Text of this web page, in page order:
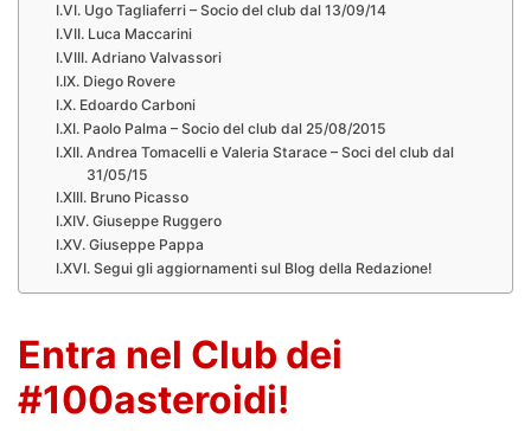
Ugo Tagliaferri – Socio del club dal 13/09/14
Luca Maccarini
Adriano Valvassori
Diego Rovere
Edoardo Carboni
Paolo Palma – Socio del club dal 25/08/2015
Andrea Tomacelli e Valeria Starace – Soci del club dal
31/05/15
Bruno Picasso
Giuseppe Ruggero
Giuseppe Pappa
Segui gli aggiornamenti sul Blog della Redazione!
Entra nel Club dei
#100asteroidi!